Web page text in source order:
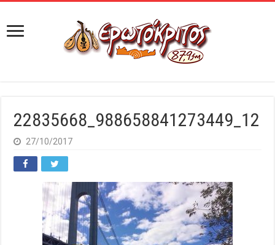
22835668_988658841273449_12
27/10/2017